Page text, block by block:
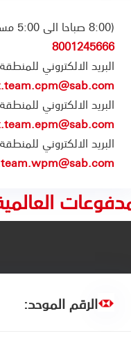
(8:00 صباحا الى 5:00 مساء)
8001245666
البريد الالكتروني
البريد الالكتروني
البريد الالكتروني
الرقم الموحد: